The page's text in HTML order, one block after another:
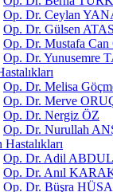
Op. Dr. Ceylan
Op. Dr. Gülsen
Op. Dr. Mustafa
Op. Dr. Yunusemre
Op. Dr. Melisa
Op. Dr. Merve
Op. Dr. Nergiz ÖZ
Op. Dr. Nurullah
Hastalıkları
Op. Dr. Adil
Op. Dr. Anıl
Op. Dr. Büşra